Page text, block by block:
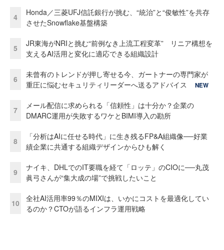
4
Honda／三菱UFJ信託銀行が挑む、“統治”と“俊敏性”を共存
させたSnowflake基盤構築
5
JR東海がNRIと挑む“前例なき上流工程変革” リニア構想を
支えるAI活用と変化に適応できる組織設計
6
未曾有のトレンドが押し寄せる今、ガートナーの専門家が
重圧に悩むセキュリティリーダーへ送るアドバイス
NEW
7
メール配信に求められる「信頼性」は十分か？企業の
DMARC運用が失敗するワケとBIMI導入の勘所
8
「分析はAIに任せる時代」に生き残るFP&A組織像──好業
績企業に共通する組織デザインからひも解く
9
ナイキ、DHLでのIT要職を経て「ロッテ」のCIOに──丸茂
眞弓さんが“集大成の場”で挑戦したいこと
10
全社AI活用率99％のMIXIは、いかにコストを最適化してい
るのか？CTOが語るインフラ運用戦略